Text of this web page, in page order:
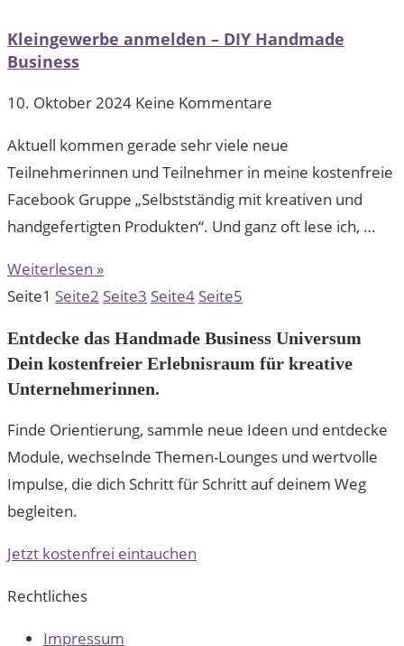
Kleingewerbe anmelden – DIY Handmade
Business
10. Oktober 2024 Keine Kommentare
Aktuell kommen gerade sehr viele neue
Teilnehmerinnen und Teilnehmer in meine kostenfreie
Facebook Gruppe „Selbstständig mit kreativen und
handgefertigten Produkten“. Und ganz oft lese ich, …
Weiterlesen »
Seite1 Seite2 Seite3 Seite4 Seite5
Entdecke das Handmade Business Universum
Dein kostenfreier Erlebnisraum für kreative
Unternehmerinnen.
Finde Orientierung, sammle neue Ideen und entdecke
Module, wechselnde Themen-Lounges und wertvolle
Impulse, die dich Schritt für Schritt auf deinem Weg
begleiten.
Jetzt kostenfrei eintauchen
Rechtliches
Impressum